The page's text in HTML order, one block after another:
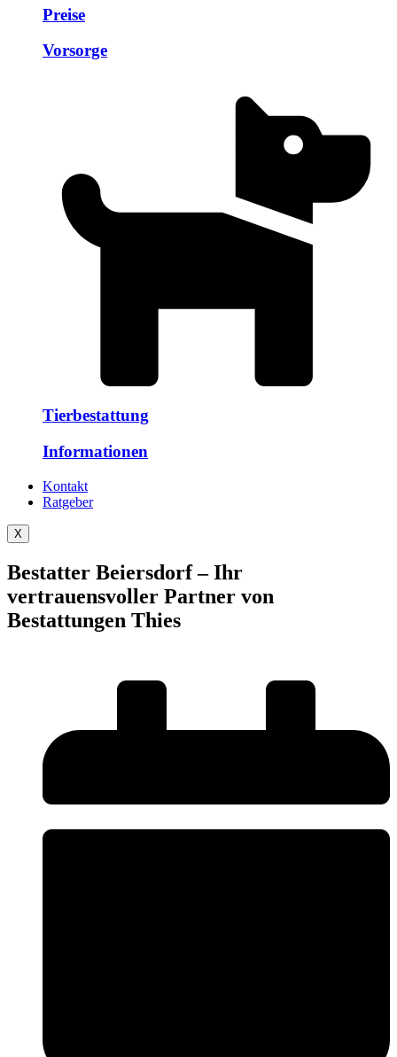
Preise
Vorsorge
Tierbestattung
Informationen
Kontakt
Ratgeber
X
Bestatter Beiersdorf – Ihr
vertrauensvoller Partner von
Bestattungen Thies